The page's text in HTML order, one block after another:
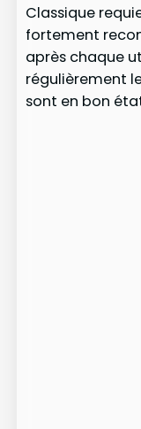
Classique
fortement
après chaque
régulièrement
sont en bon